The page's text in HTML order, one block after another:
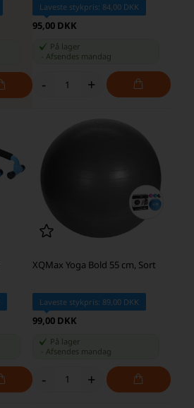
Laveste stykpris: 84,00 DKK
95,00 DKK
På lager
Afsendes mandag
- +
XQMax Yoga Bold 55 cm, Sort
Laveste stykpris: 89,00 DKK
99,00 DKK
På lager
Afsendes mandag
- +